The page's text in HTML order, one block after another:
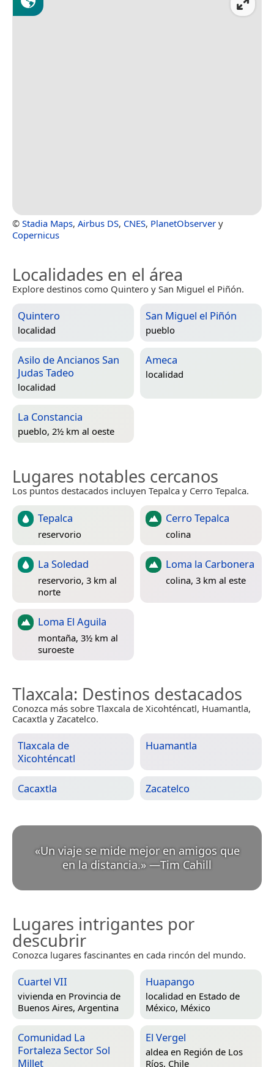
© Stadia Maps, Airbus DS, CNES, PlanetObserver y
Copernicus
Localidades en el área
Explore destinos como Quintero y San Miguel el Piñón.
Quintero
localidad
San Miguel el Piñón
pueblo
Asilo de Ancianos San
Judas Tadeo
localidad
Ameca
localidad
La Constancia
pueblo, 2½ km al oeste
Lugares notables cercanos
Los puntos destacados incluyen Tepalca y Cerro Tepalca.
Tepalca
reservorio
Cerro Tepalca
colina
La Soledad
reservorio, 3 km al
norte
Loma la Carbonera
colina, 3 km al este
Loma El Aguila
montaña, 3½ km al
suroeste
Tlaxcala: Destinos destacados
Conozca más sobre Tlaxcala de Xicohténcatl, Huamantla,
Cacaxtla y Zacatelco.
Tlaxcala de
Xicohténcatl
Huamantla
Cacaxtla Zacatelco
«Un viaje se mide mejor en amigos que
en la distancia.» —Tim Cahill
Lugares intrigantes por
descubrir
Conozca lugares fascinantes en cada rincón del mundo.
Cuartel VII
vivienda en Provincia de
Buenos Aires, Argentina
Huapango
localidad en Estado de
México, México
Comunidad La
Fortaleza Sector Sol
Millet
El Vergel
aldea en Región de Los
Ríos, Chile